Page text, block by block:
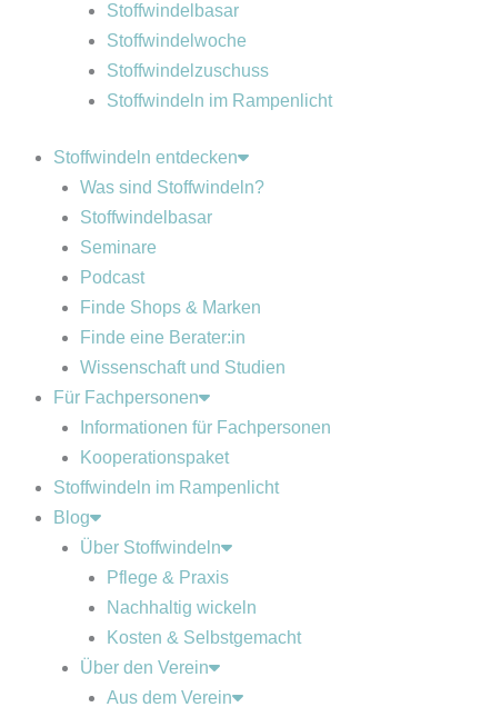
Stoffwindelbasar
Stoffwindelwoche
Stoffwindelzuschuss
Stoffwindeln im Rampenlicht
Stoffwindeln entdecken
Was sind Stoffwindeln?
Stoffwindelbasar
Seminare
Podcast
Finde Shops & Marken
Finde eine Berater:in
Wissenschaft und Studien
Für Fachpersonen
Informationen für Fachpersonen
Kooperationspaket
Stoffwindeln im Rampenlicht
Blog
Über Stoffwindeln
Pflege & Praxis
Nachhaltig wickeln
Kosten & Selbstgemacht
Über den Verein
Aus dem Verein